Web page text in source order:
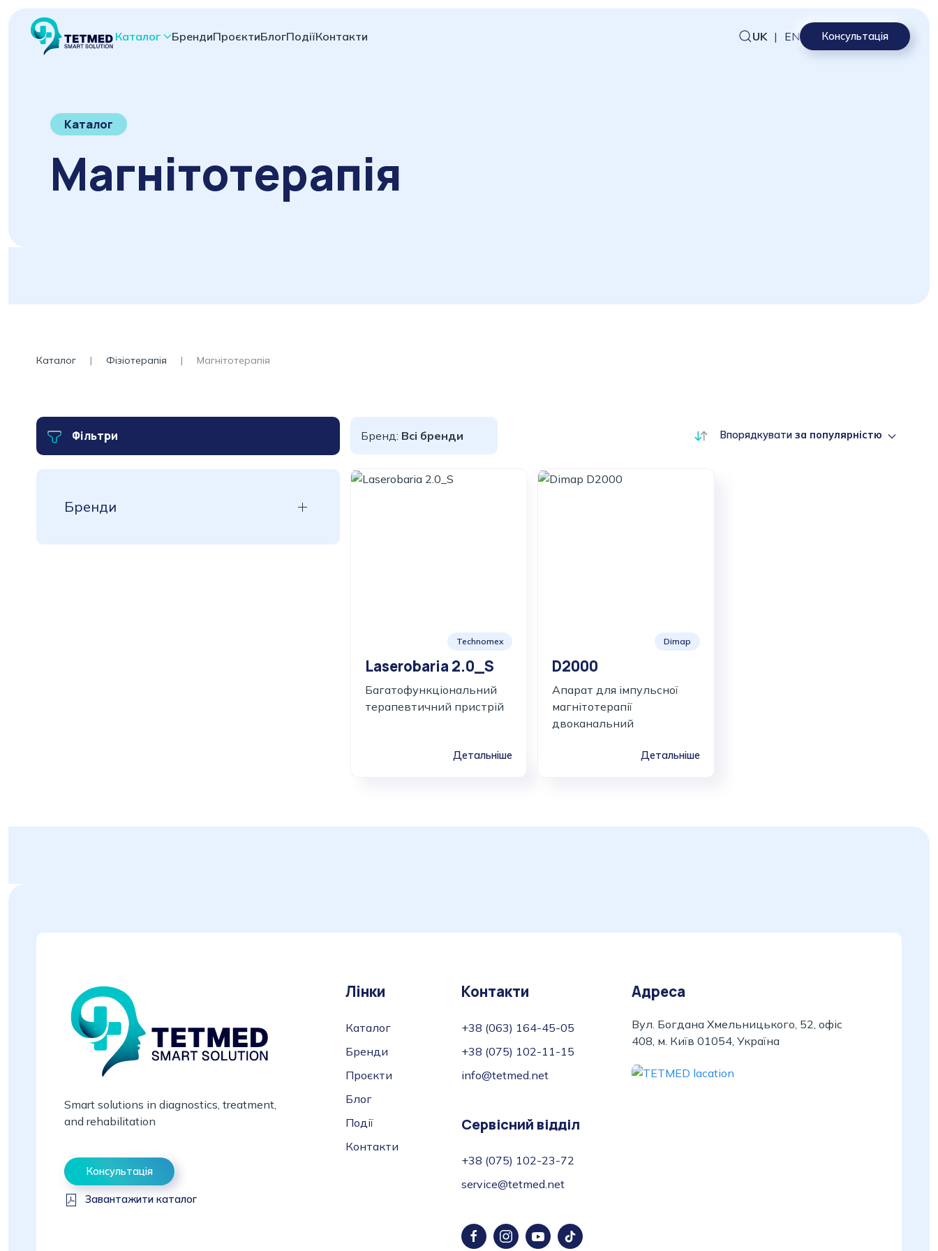
Каталог БрендиПроєктиБлогПодіїКонтакти UK | EN Консультація
Каталог
Магнітотерапія
Каталог Фізіотерапія Магнітотерапія
Фільтри
Бренди
Бренд: Всі бренди Впорядкувати за популярністю
Technomex
Laserobaria 2.0_S
Багатофункціональний
терапевтичний пристрій
Детальніше
Dimap
D2000
Апарат для імпульсної
магнітотерапії
двоканальний
Детальніше
Smart solutions in diagnostics, treatment,
and rehabilitation
Консультація
Завантажити каталог
Лінки
Каталог
Бренди
Проєкти
Блог
Події
Контакти
Контакти
+38 (063) 164-45-05
+38 (075) 102-11-15
info@tetmed.net
Сервісний відділ
+38 (075) 102-23-72
service@tetmed.net
Адреса
Вул. Богдана Хмельницького, 52, офіс
408, м. Київ 01054, Україна